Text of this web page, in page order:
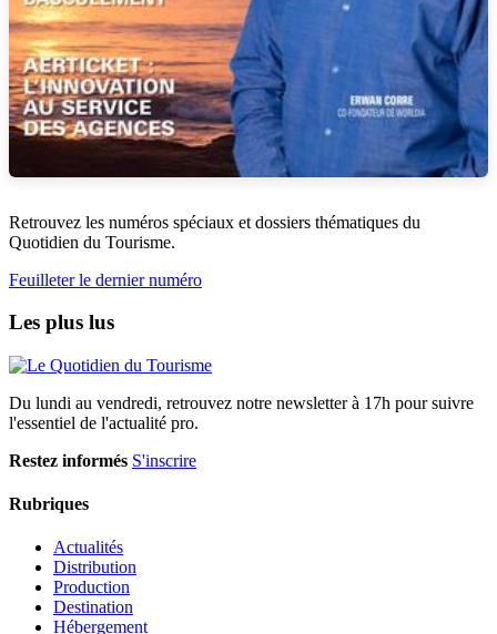
Retrouvez les numéros spéciaux et dossiers thématiques du
Quotidien du Tourisme.
Feuilleter le dernier numéro
Les plus lus
Du lundi au vendredi, retrouvez notre newsletter à 17h pour suivre
l'essentiel de l'actualité pro.
Restez informés S'inscrire
Rubriques
Actualités
Distribution
Production
Destination
Hébergement